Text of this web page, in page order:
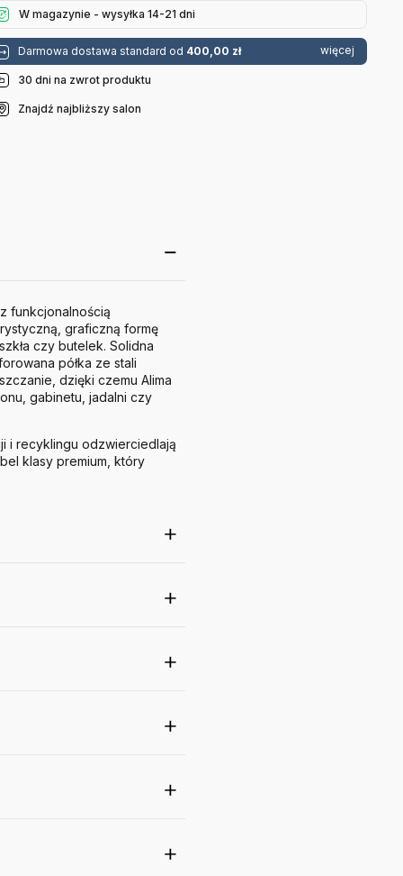
W magazynie - wysyłka 14-21 dni
Darmowa dostawa standard od 400,00 zł więcej
30 dni na zwrot produktu
Znajdź najbliższy salon
funkcjonalnością
graficzną formę
czy butelek. Solidna
półka ze stali
dzięki czemu Alima
gabinetu, jadalni czy
i recyklingu odzwierciedlają
klasy premium, który